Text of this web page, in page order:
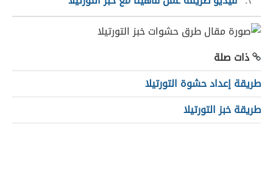
ذات صلة
طريقة إعداد حشوة التورتيلا
طريقة خبز التورتيلا